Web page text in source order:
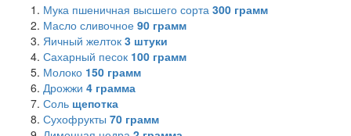
Мука пшеничная высшего сорта 300 грамм
Масло сливочное 90 грамм
Яичный желток 3 штуки
Сахарный песок 100 грамм
Молоко 150 грамм
Дрожжи 4 грамма
Соль щепотка
Сухофрукты 70 грамм